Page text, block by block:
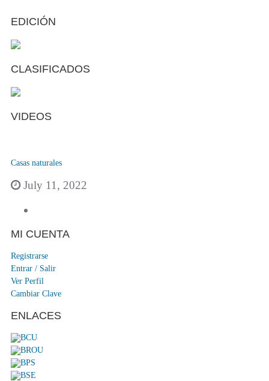
EDICIÓN
CLASIFICADOS
VIDEOS
Casas naturales
July 11, 2022
MI CUENTA
Registrarse
Entrar / Salir
Ver Perfil
Cambiar Clave
ENLACES